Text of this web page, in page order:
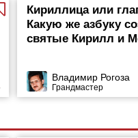
Кириллица или
Какую же азбуку
святые Кирилл и
Владимир Рогоза
Грандмастер